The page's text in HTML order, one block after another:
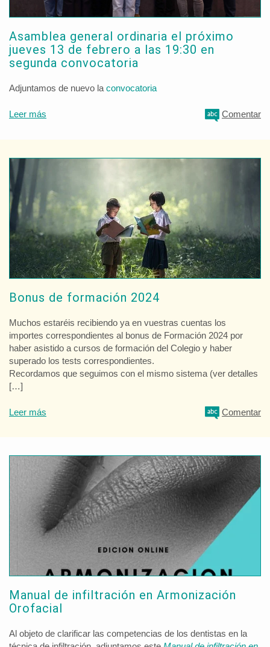
Asamblea general ordinaria el próximo
jueves 13 de febrero a las 19:30 en
segunda convocatoria
Adjuntamos de nuevo la convocatoria
Leer más Comentar
Bonus de formación 2024
Muchos estaréis recibiendo ya en vuestras cuentas los
importes correspondientes al bonus de Formación 2024 por
haber asistido a cursos de formación del Colegio y haber
superado los tests correspondientes.
Recordamos que seguimos con el mismo sistema (ver detalles
[…]
Leer más Comentar
Manual de infiltración en Armonización
Orofacial
Al objeto de clarificar las competencias de los dentistas en la